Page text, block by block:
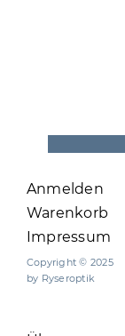
Anmelden
Warenkorb
Impressum
Copyright © 2025
by Ryseroptik